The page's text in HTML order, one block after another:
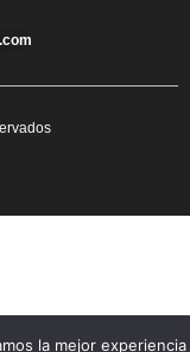
la mejor experiencia